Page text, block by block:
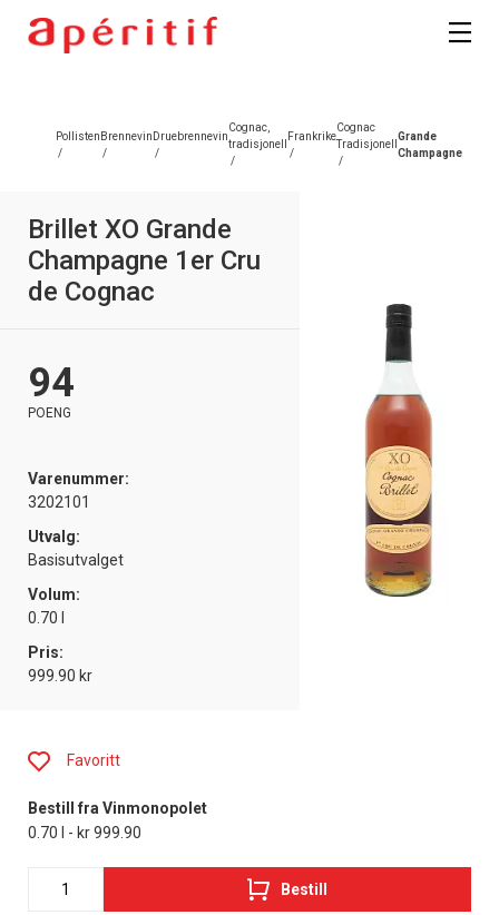
Pollisten
/
Brennevin
/
Druebrennevin
/
Cognac,
tradisjonell
/
Frankrike
/
Cognac
Tradisjonell
/
Grande
Champagne
Brillet XO Grande
Champagne 1er Cru
de Cognac
94
POENG
Varenummer:
3202101
Utvalg:
Basisutvalget
Volum:
0.70 l
Pris:
999.90 kr
Favoritt
Bestill fra Vinmonopolet
0.70 l - kr 999.90
Bestill